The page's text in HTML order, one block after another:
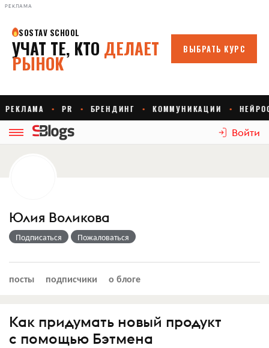
РЕКЛАМА
Войти
Юлия Воликова
Подписаться Пожаловаться
посты подписчики о блоге
Как придумать новый продукт
c помощью Бэтмена